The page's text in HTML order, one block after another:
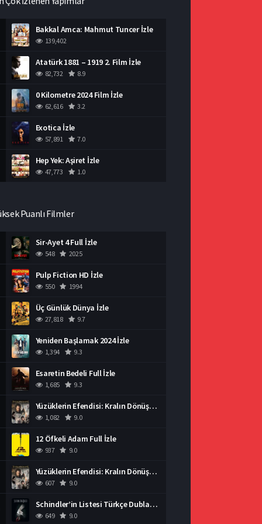
Bakkal Amca: Mahmut Tuncer İzle
139,402
Atatürk 1881 – 1919 2. Film İzle
82,732 8.9
0 Kilometre 2024 Film İzle
62,616 3.2
Exotica İzle
57,891 7.0
Hep Yek: Aşiret İzle
47,773 1.0
Puanlı Filmler
Sir-Ayet 4 Full İzle
548 2025
Pulp Fiction HD İzle
550 1994
Üç Günlük Dünya İzle
27,818 9.7
Yeniden Başlamak 2024 İzle
1,394 9.3
Esaretin Bedeli Full İzle
1,685 9.3
Yüzüklerin Efendisi: Kralın Dönüşü İzle
1,082 9.0
12 Öfkeli Adam Full İzle
937 9.0
Yüzüklerin Efendisi: Kralın Dönüşü İzle
607 9.0
Schindler’in Listesi Türkçe Dublaj İzle
649 9.0